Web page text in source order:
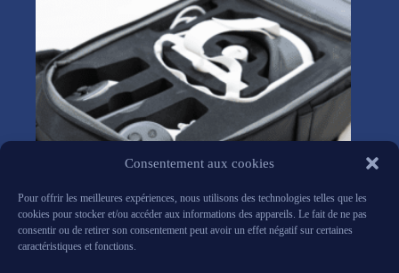
Consentement aux cookies
Pour offrir les meilleures expériences, nous utilisons des technologies telles que les
cookies pour stocker et/ou accéder aux informations des appareils. Le fait de ne pas
consentir ou de retirer son consentement peut avoir un effet négatif sur certaines
caractéristiques et fonctions.